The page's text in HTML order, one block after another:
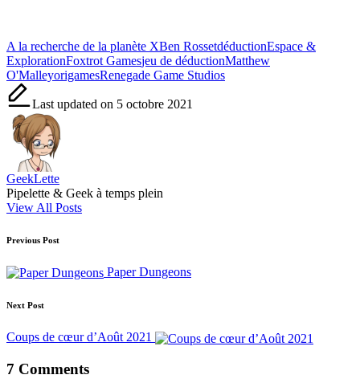
Tags:
A la recherche de la planète XBen RossetdéductionEspace &
ExplorationFoxtrot Gamesjeu de déductionMatthew
O'MalleyorigamesRenegade Game Studios
Last updated on 5 octobre 2021
GeekLette
Pipelette & Geek à temps plein
View All Posts
Post
navigation
Previous Post
Paper Dungeons
Next Post
Coups de cœur d’Août 2021
7 Comments